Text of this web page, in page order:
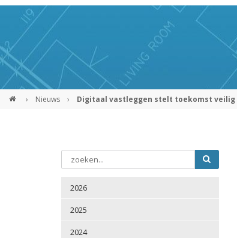
› Nieuws › Digitaal vastleggen stelt toekomst veilig
2026
2025
2024